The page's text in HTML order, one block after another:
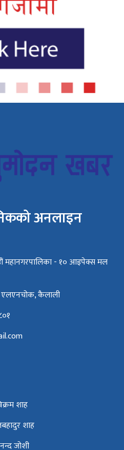
अनलाइन
महानगरपालिका - १० आइपेक्स मल
एलएनचोक, कैलाली
शाह
शाह
जोशी